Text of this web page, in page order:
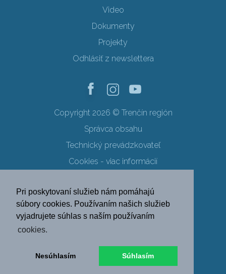
Pri poskytovaní služieb nám pomáhajú
súbory cookies. Používaním našich služieb
vyjadrujete súhlas s naším používaním
cookies.
Nesúhlasím Súhlasím
Video
Dokumenty
Projekty
Odhlásiť z newslettera
Copyright 2026 © Trenčín región
Správca obsahu
Technický prevádzkovateľ
Cookies - viac informácií
Ochrana osobných údajov
SK EN DE
PL